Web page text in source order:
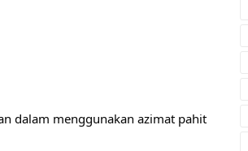
dalam menggunakan azimat pahit